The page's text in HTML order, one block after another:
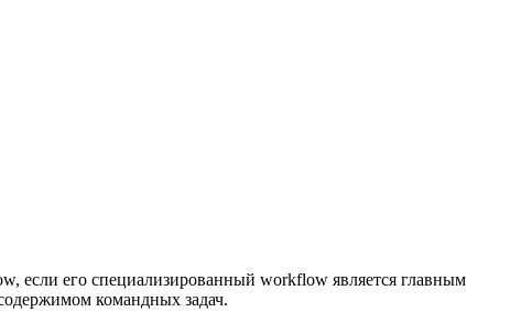
если его специализированный workflow является главным
командных задач.